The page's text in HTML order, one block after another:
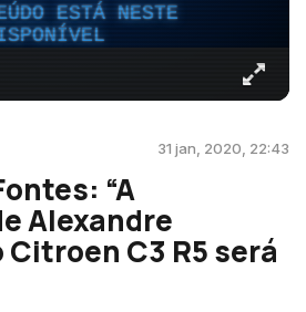
ESTÁ NESTE
31 jan, 2020, 22:43
“A
Alexandre
C3 R5 será